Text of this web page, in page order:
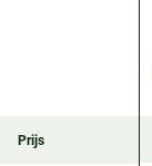
Prijs